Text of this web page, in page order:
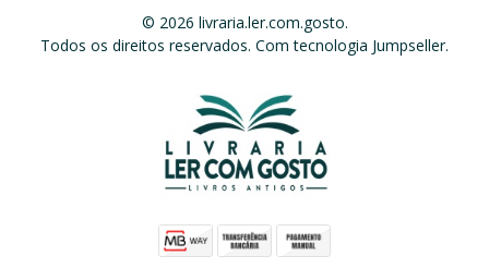
© 2026 livraria.ler.com.gosto.
Todos os direitos reservados. Com tecnologia Jumpseller.